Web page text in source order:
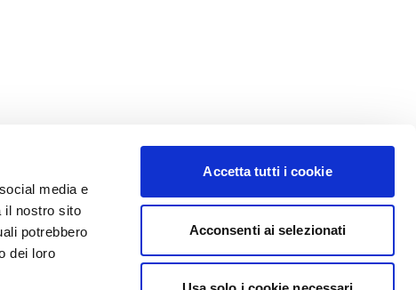
media e
il nostro sito
potrebbero
dei loro
Accetta tutti i cookie
Acconsenti ai selezionati